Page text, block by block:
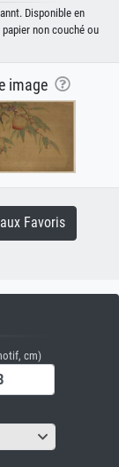
Disponible en
non couché ou
image
Favoris
cm)